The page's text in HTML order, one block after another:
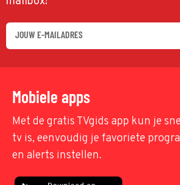
Mobiele apps
Met de gratis TVgids app kun je
tv is, eenvoudig je favoriete
en alerts instellen.